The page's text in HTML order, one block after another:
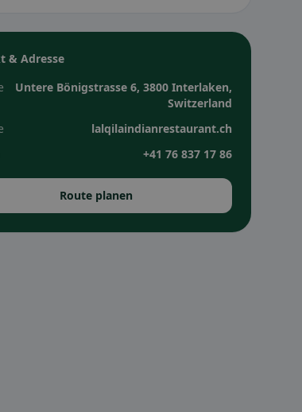
& Adresse
Untere Bönigstrasse 6, 3800 Interlaken,
Switzerland
lalqilaindianrestaurant.ch
+41 76 837 17 86
Route planen